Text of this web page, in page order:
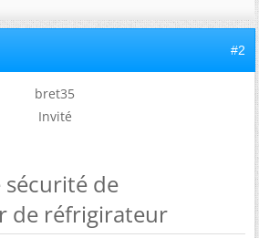
#2
bret35
Invité
sécurité de
de réfrigirateur